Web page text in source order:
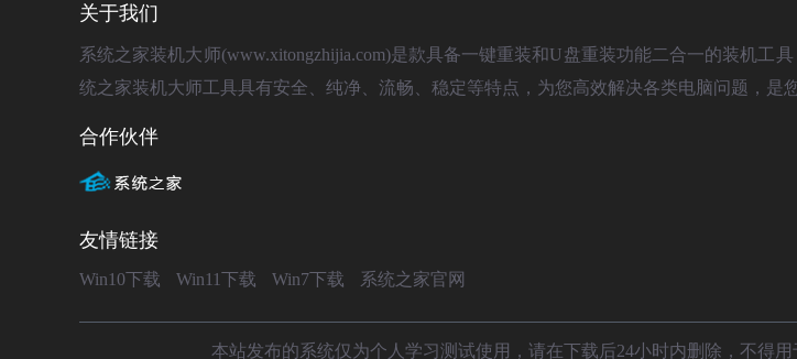
关于我们
系统之家装机大师(www.xitongzhijia.com)是款具备一键重装和U盘重装功能二合一的装机工
统之家装机大师工具具有安全、纯净、流畅、稳定等特点，为您高效解决各类电脑问题，是
合作伙伴
友情链接
Win10下载 Win11下载 Win7下载 系统之家官网
本站发布的系统仅为个人学习测试使用，请在下载后24小时内删除，不得